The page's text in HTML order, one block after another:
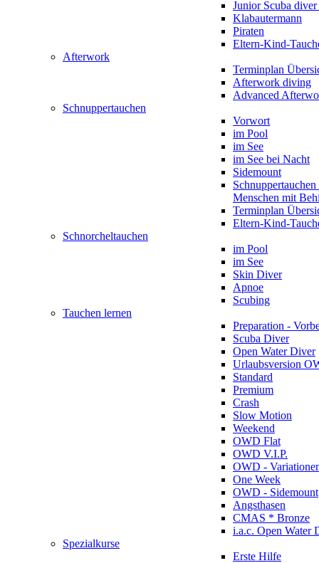
Junior Scuba
Klabautermann
Piraten
Eltern-Kind-
Afterwork
Terminplan
Afterwork diving
Advanced
Schnuppertauchen
Vorwort
im Pool
im See
im See bei Nacht
Sidemount
Menschen mit
Terminplan
Eltern-Kind-
Schnorcheltauchen
im Pool
im See
Skin Diver
Apnoe
Scubing
Tauchen lernen
Preparation -
Scuba Diver
Open Water Diver
Urlaubsversion
Standard
Premium
Crash
Slow Motion
Weekend
OWD Flat
OWD V.I.P.
OWD -
One Week
OWD - Sidemount
Angsthasen
CMAS * Bronze
i.a.c. Open Water
Spezialkurse
Erste Hilfe